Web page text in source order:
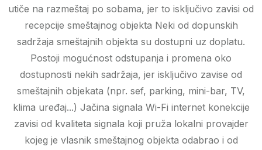
utiče na razmeštaj po sobama, jer to isključivo zavisi od
recepcije smeštajnog objekta Neki od dopunskih
sadržaja smeštajnih objekta su dostupni uz doplatu.
Postoji mogućnost odstupanja i promena oko
dostupnosti nekih sadržaja, jer isključivo zavise od
smeštajnih objekata (npr. sef, parking, mini-bar, TV,
klima uređaj...) Jačina signala Wi-Fi internet konekcije
zavisi od kvaliteta signala koji pruža lokalni provajder
kojeg je vlasnik smeštajnog objekta odabrao i od